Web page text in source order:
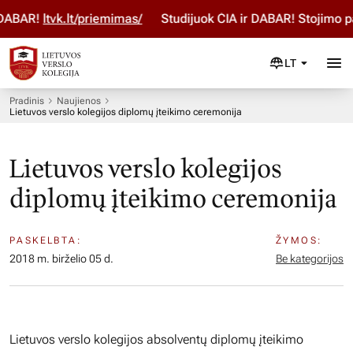
ltvk.lt/priemimas/ Studijuok ČIA ir DABAR! Stojimo
LT
Pradinis
Naujienos
Lietuvos verslo kolegijos diplomų įteikimo ceremonija
Lietuvos verslo kolegijos
diplomų įteikimo ceremonija
PASKELBTA:
2018 m. birželio 05 d.
ŽYMOS:
Be kategorijos
Lietuvos verslo kolegijos absolventų diplomų įteikimo